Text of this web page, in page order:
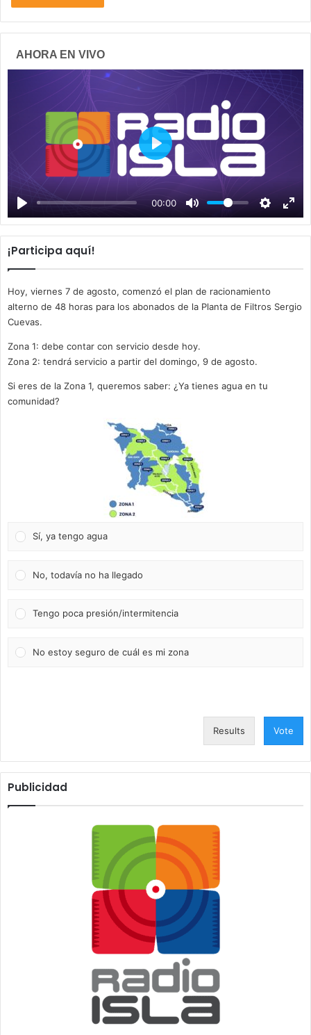
AHORA EN VIVO
00:00
P
a
y
¡Participa aquí!
Hoy, viernes 7 de agosto, comenzó el plan de racionamiento
alterno de 48 horas para los abonados de la Planta de Filtros Sergio
Cuevas.
Zona 1: debe contar con servicio desde hoy.
Zona 2: tendrá servicio a partir del domingo, 9 de agosto.
Si eres de la Zona 1, queremos saber: ¿Ya tienes agua en tu
comunidad?
Sí, ya tengo agua
No, todavía no ha llegado
Tengo poca presión/intermitencia
No estoy seguro de cuál es mi zona
Results Vote
Publicidad